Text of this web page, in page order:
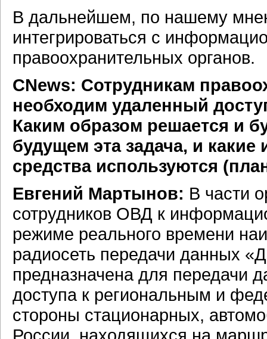
В дальнейшем, по нашему
интегрироваться с
правоохранительных органов.
CNews: Сотрудникам
необходим удаленный
Каким образом решается и
будущем эта задача, и
средства используются
Евгений Мартынов: В части
сотрудников ОВД к
режиме реального времени
радиосеть передачи данных
предназначена для передачи
доступа к региональным и
стороны стационарных,